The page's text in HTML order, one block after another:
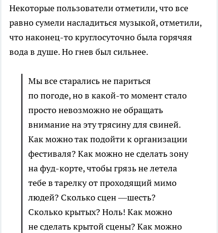
Некоторые пользователи отметили, что все
равно сумели насладиться музыкой, отметили,
что наконец-то круглосуточно была горячяя
вода в душе. Но гнев был сильнее.
Мы все старались не париться
по погоде, но в какой-то момент стало
просто невозможно не обращать
внимание на эту трясину для свиней.
Как можно так подойти к организации
фестиваля? Как можно не сделать зону
на фуд-корте, чтобы грязь не летела
тебе в тарелку от проходящий мимо
людей? Сколько сцен —шесть?
Сколько крытых? Ноль! Как можно
не сделать крытой сцены? Как можно